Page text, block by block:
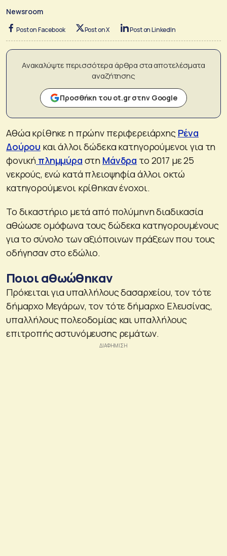
Newsroom
Post on Facebook Post on X Post on LinkedIn
Ανακαλύψτε περισσότερα άρθρα στα αποτελέσματα
αναζήτησης
Προσθήκη του ot.gr στην Google
Αθώα κρίθηκε η πρώην περιφερειάρχης Ρένα
Δούρου και άλλοι δώδεκα κατηγορούμενοι για τη
φονική πλημμύρα στη Μάνδρα το 2017 με 25
νεκρούς, ενώ κατά πλειοψηφία άλλοι οκτώ
κατηγορούμενοι κρίθηκαν ένοχοι.
Το δικαστήριο μετά από πολύμηνη διαδικασία
αθώωσε ομόφωνα τους δώδεκα κατηγορουμένους
για το σύνολο των αξιόποινων πράξεων που τους
οδήγησαν στο εδώλιο.
Ποιοι αθωώθηκαν
Πρόκειται για υπαλλήλους δασαρχείου, τον τότε
δήμαρχο Μεγάρων, τον τότε δήμαρχο Ελευσίνας,
υπαλλήλους πολεοδομίας και υπαλλήλους
επιτροπής αστυνόμευσης ρεμάτων.